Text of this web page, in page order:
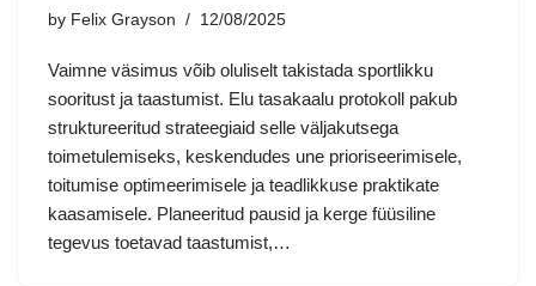
by Felix Grayson 12/08/2025
Vaimne väsimus võib oluliselt takistada sportlikku
sooritust ja taastumist. Elu tasakaalu protokoll pakub
struktureeritud strateegiaid selle väljakutsega
toimetulemiseks, keskendudes une prioriseerimisele,
toitumise optimeerimisele ja teadlikkuse praktikate
kaasamisele. Planeeritud pausid ja kerge füüsiline
tegevus toetavad taastumist,…